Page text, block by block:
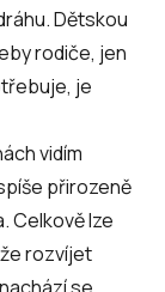
Dětskou
rodiče, jen
je
vidím
přirozeně
Celkově lze
rozvíjet